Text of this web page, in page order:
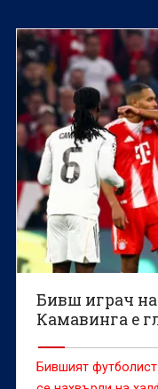
Бивш играч
Камавинга е
Бившият